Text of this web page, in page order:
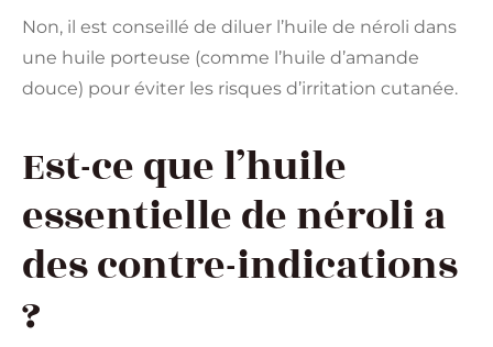
Non, il est conseillé de diluer l’huile de néroli dans
une huile porteuse (comme l’huile d’amande
douce) pour éviter les risques d’irritation cutanée.
Est-ce que l’huile
essentielle de néroli a
des contre-indications
?